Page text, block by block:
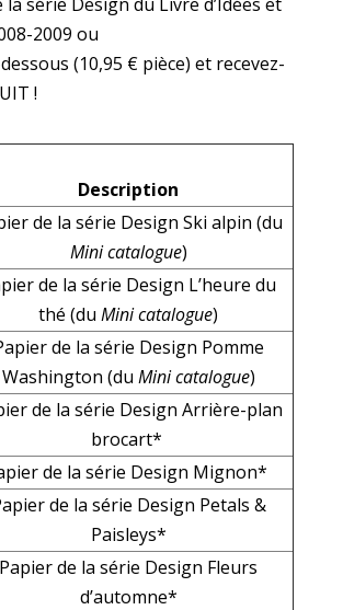
2009 ou
(10,95 € pièce) et recevez-
!
Description
de la série Design Ski alpin (du
Mini catalogue)
de la série Design L’heure du
thé (duMini catalogue)
de la série Design Pomme
Washington (du Mini catalogue)
de la série Design Arrière-plan
brocart*
de la série Design Mignon*
de la série Design Petals &
Paisleys*
Papier de la série Design Fleurs
d’automne*